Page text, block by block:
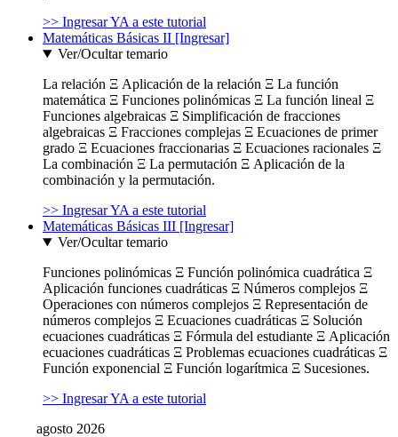
>> Ingresar YA a este tutorial
Matemáticas Básicas II [Ingresar]
Ver/Ocultar temario
La relación Ξ Aplicación de la relación Ξ La función
matemática Ξ Funciones polinómicas Ξ La función lineal Ξ
Funciones algebraicas Ξ Simplificación de fracciones
algebraicas Ξ Fracciones complejas Ξ Ecuaciones de primer
grado Ξ Ecuaciones fraccionarias Ξ Ecuaciones racionales Ξ
La combinación Ξ La permutación Ξ Aplicación de la
combinación y la permutación.
>> Ingresar YA a este tutorial
Matemáticas Básicas III [Ingresar]
Ver/Ocultar temario
Funciones polinómicas Ξ Función polinómica cuadrática Ξ
Aplicación funciones cuadráticas Ξ Números complejos Ξ
Operaciones con números complejos Ξ Representación de
números complejos Ξ Ecuaciones cuadráticas Ξ Solución
ecuaciones cuadráticas Ξ Fórmula del estudiante Ξ Aplicación
ecuaciones cuadráticas Ξ Problemas ecuaciones cuadráticas Ξ
Función exponencial Ξ Función logarítmica Ξ Sucesiones.
>> Ingresar YA a este tutorial
agosto 2026